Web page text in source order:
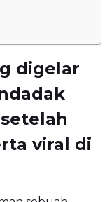
digelar
viral di